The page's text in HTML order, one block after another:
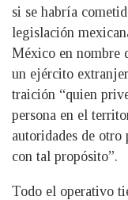
si se habría
legislación
México en nombre
un ejército
traición “quien
persona en el
autoridades de
con tal propósito”.
Todo el operativo